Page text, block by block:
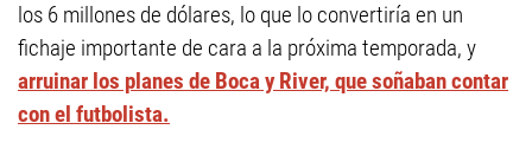
los 6 millones de dólares, lo que lo convertiría en un
fichaje importante de cara a la próxima temporada, y
arruinar los planes de Boca y River, que soñaban contar
con el futbolista.